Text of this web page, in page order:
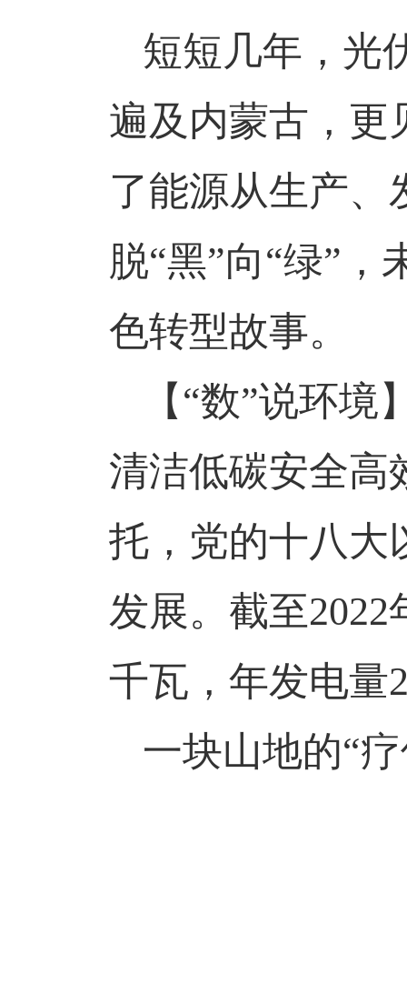
短短几年，光
遍及内蒙古，更
了能源从生产、
脱“黑”向“绿”
色转型故事。
【 “数”说环境
清洁低碳安全高
托，党的十八大
发展。截至2022
千瓦，年发电量
一块山地的“